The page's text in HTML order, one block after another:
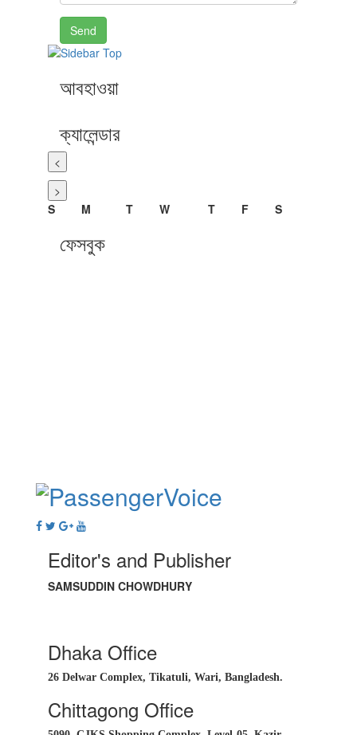
Send
আবহাওয়া
ক্যালেন্ডার
<
>
S
M T W T F S
ফেসবুক
Editor's and Publisher
SAMSUDDIN CHOWDHURY
Dhaka Office
26 Delwar Complex, Tikatuli, Wari, Bangladesh.
Chittagong Office